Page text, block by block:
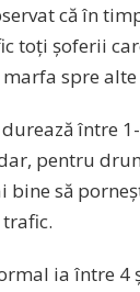
că în
toți șoferii
spre
între
pentru
bine să
ia între 4